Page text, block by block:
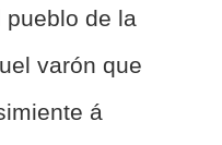
pueblo de la
varón que
á